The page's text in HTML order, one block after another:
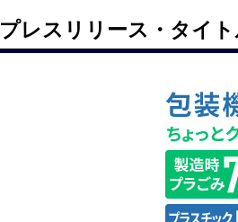
プレスリリース・タイ